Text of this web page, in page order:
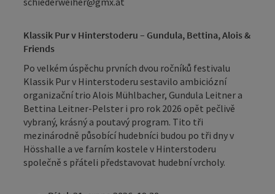
Klassik Pur v Hinterstoderu – Gundula, Bettina, Alois &
Friends
Po velkém úspěchu prvních dvou ročníků festivalu
Klassik Pur v Hinterstoderu sestavilo ambiciózní
organizační trio Alois Mühlbacher, Gundula Leitner a
Bettina Leitner-Pelster i pro rok 2026 opět pečlivě
vybraný, krásný a poutavý program. Tito tři
mezinárodně působící hudebníci budou po tři dny v
Hösshalle a ve farním kostele v Hinterstoderu
společně s přáteli představovat hudební vrcholy.